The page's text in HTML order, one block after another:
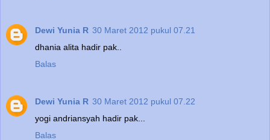
Dewi Yunia R 30 Maret 2012 pukul 07.21
dhania alita hadir pak..
Balas
Dewi Yunia R 30 Maret 2012 pukul 07.22
yogi andriansyah hadir pak...
Balas